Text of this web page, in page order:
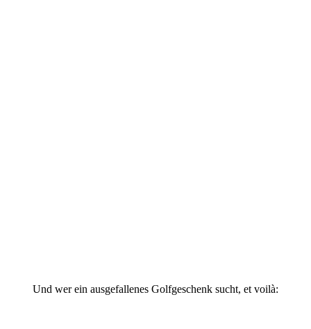
Und wer ein ausgefallenes Golfgeschenk sucht, et voilà: